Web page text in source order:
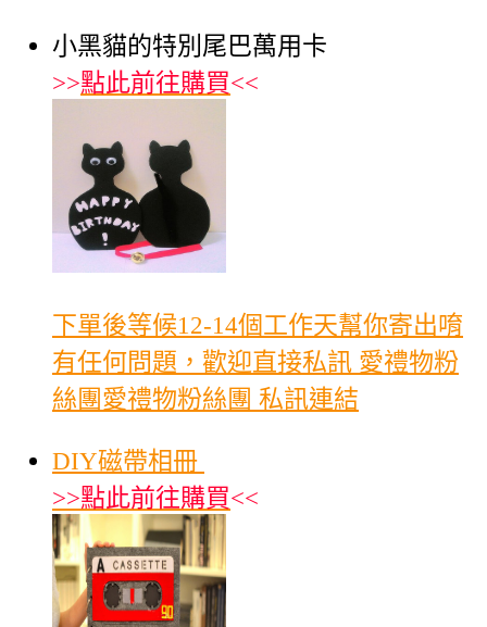
小黑貓的特別尾巴萬用卡
>>點此前往購買<<
下單後等候12-14個工作天幫你寄出唷
有任何問題，歡迎直接私訊 愛禮物粉
絲團愛禮物粉絲團 私訊連結
DIY磁帶相冊
>>點此前往購買<<